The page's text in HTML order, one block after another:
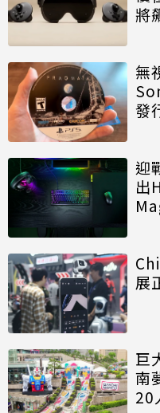
將
無
發
迎
出
展
巨
南
20